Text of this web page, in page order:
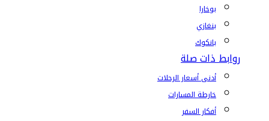
بوخارا
بنغازي
بانكوك
روابط ذات صلة
أدنى أسعار الرحلات
خارطة المسارات
أفكار السفر